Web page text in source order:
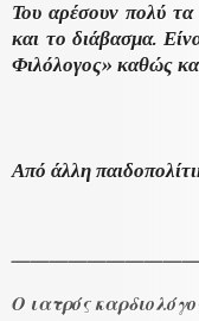
Του αρέσουν πολύ τα
και το διάβασμα.
Φιλόλογος» καθώς
Από άλλη
Ο ιατρός